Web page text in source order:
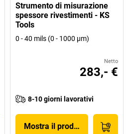
Strumento di misurazione
spessore rivestimenti - KS
Tools
0 - 40 mils (0 - 1000 µm)
Netto
283,- €
8-10 giorni lavorativi
Mostra il prodotto